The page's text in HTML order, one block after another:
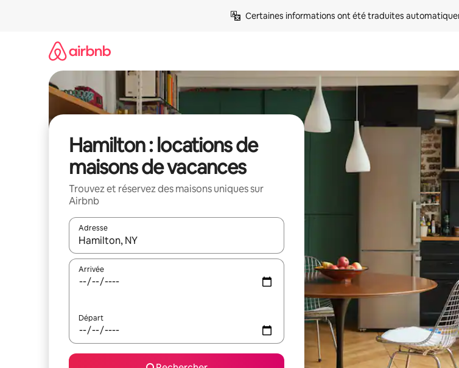
Certaines informations ont été traduites
Hamilton : locations de
maisons de vacances
Trouvez et réservez des maisons uniques sur
Airbnb
Adresse
Lorsque les résultats s'affichent, utilisez les flèches vers le haut et vers le bas pour les parcourir
Arrivée
Départ